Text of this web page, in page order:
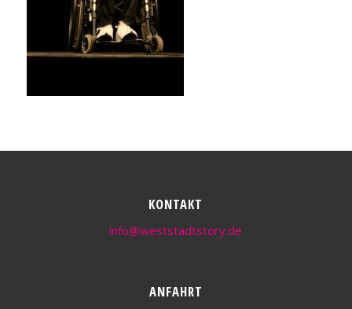
KONTAKT
info@weststadtstory.de
ANFAHRT